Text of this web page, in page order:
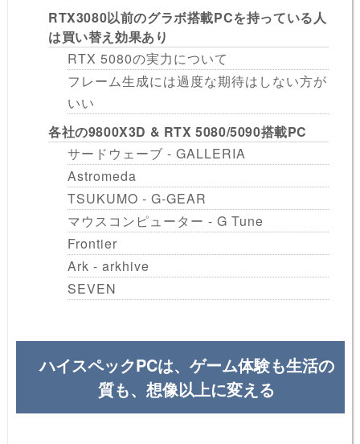
RTX3080以前のグラボ搭載PCを持っている人
は買い替え効果あり
RTX 5080の実力について
フレーム生成には過度な期待はしない方が
いい
各社の9800X3D & RTX 5080/5090搭載PC
サードウェーブ - GALLERIA
Astromeda
TSUKUMO - G-GEAR
マウスコンピューター - G Tune
Frontier
Ark - arkhive
SEVEN
ハイスペックPCは、ゲーム体験も生活の
質も、想像以上に変える